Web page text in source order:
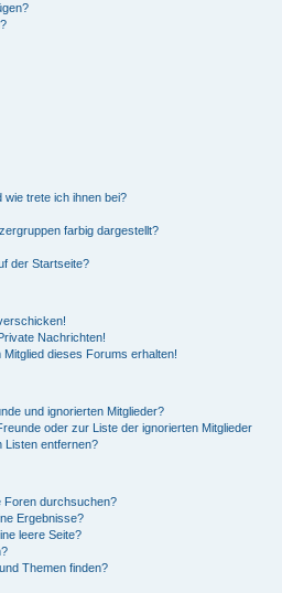
wie trete ich ihnen bei?
farbig dargestellt?
der Startseite?
Nachrichten!
dieses Forums erhalten!
und ignorierten Mitglieder?
oder zur Liste der ignorierten Mitglieder
Listen entfernen?
Foren durchsuchen?
Ergebnisse?
leere Seite?
Themen finden?